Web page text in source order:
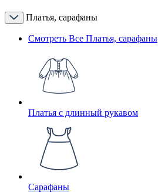
Платья, сарафаны
Смотреть Все Платья, сарафаны
Платья с длинный рукавом
Сарафаны